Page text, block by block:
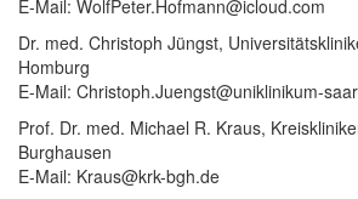
E-Mail: WolfPeter.Hofmann@icloud.com
Dr. med. Christoph Jüngst,
Homburg
E-Mail: Christoph.Juengst@uniklinikum-
Prof. Dr. med. Michael R. Kraus,
Burghausen
E-Mail: Kraus@krk-bgh.de